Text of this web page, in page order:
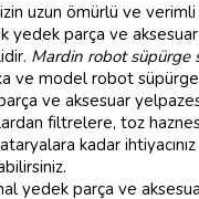
uzun ömürlü ve verimli
yedek parça ve
Mardin robot süpürge
ve model robot
ve aksesuar
filtrelere, toz
kadar
yedek parça ve